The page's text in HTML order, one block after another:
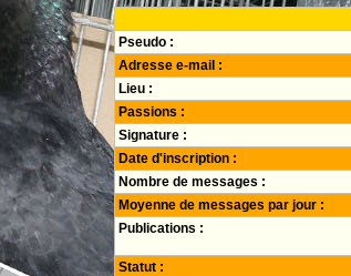
Pseudo :
Adresse e-mail :
Lieu :
Passions :
Signature :
Date d'inscription :
Nombre de messages :
Moyenne de messages par jour :
Publications :
Statut :